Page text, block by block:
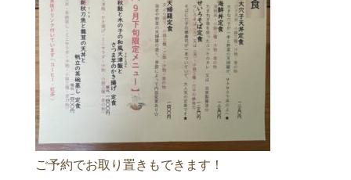
ご予約でお取り置きもできます！